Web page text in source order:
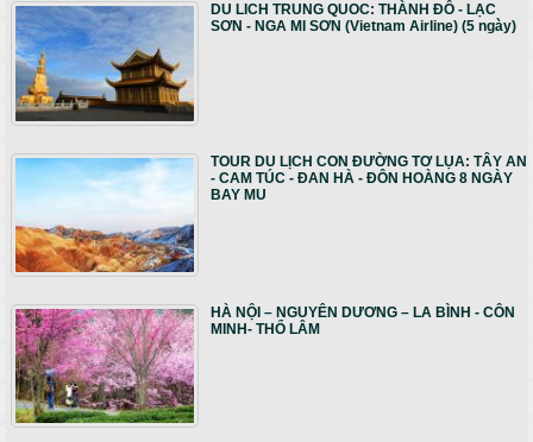
DU LICH TRUNG QUOC: THÀNH ĐÔ - LẠC
SƠN - NGA MI SƠN (Vietnam Airline) (5 ngày)
TOUR DU LỊCH CON ĐƯỜNG TƠ LỤA: TÂY AN
- CAM TÚC - ĐAN HÀ - ĐÔN HOÀNG 8 NGÀY
BAY MU
HÀ NỘI – NGUYÊN DƯƠNG – LA BÌNH - CÔN
MINH- THỔ LÂM